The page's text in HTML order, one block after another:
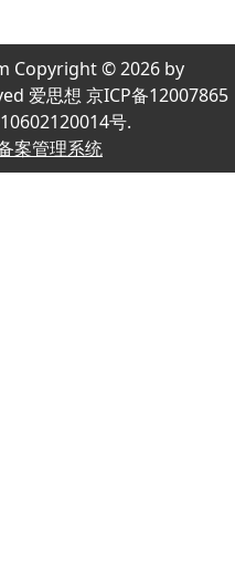
Copyright © 2026 by
爱思想 京ICP备12007865
号.
案管理系统